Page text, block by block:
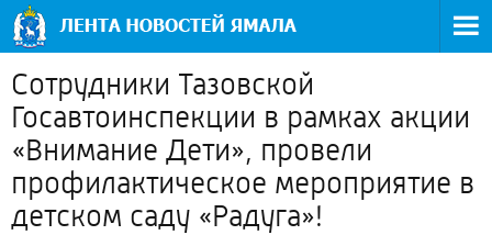
Сотрудники Тазовской
Госавтоинспекции в рамках акции
«Внимание Дети», провели
профилактическое мероприятие в
детском саду «Радуга»!